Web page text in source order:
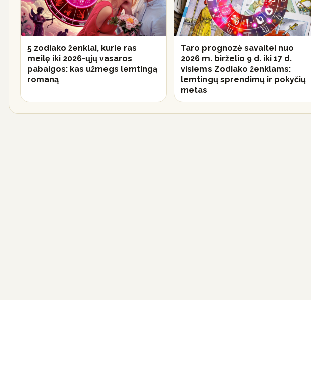
5 zodiako ženklai, kurie ras
meilę iki 2026-ųjų vasaros
pabaigos: kas užmegs lemtingą
romaną
Taro prognozė savaitei nuo
2026 m. birželio 9 d. iki 17 d.
visiems Zodiako ženklams:
lemtingų sprendimų ir pokyčių
metas